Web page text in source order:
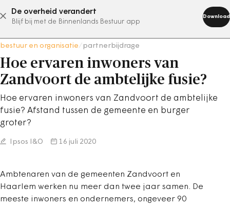
De overheid verandert
Blijf bij met de Binnenlands Bestuur app
Download
abonneer nu
bestuur en organisatie partnerbijdrage
Hoe ervaren inwoners van
Zandvoort de ambtelijke fusie?
Hoe ervaren inwoners van Zandvoort de ambtelijke
fusie? Afstand tussen de gemeente en burger
groter?
Ipsos I&O 16 juli 2020
Ambtenaren van de gemeenten Zandvoort en
Haarlem werken nu meer dan twee jaar samen. De
meeste inwoners en ondernemers, ongeveer 90